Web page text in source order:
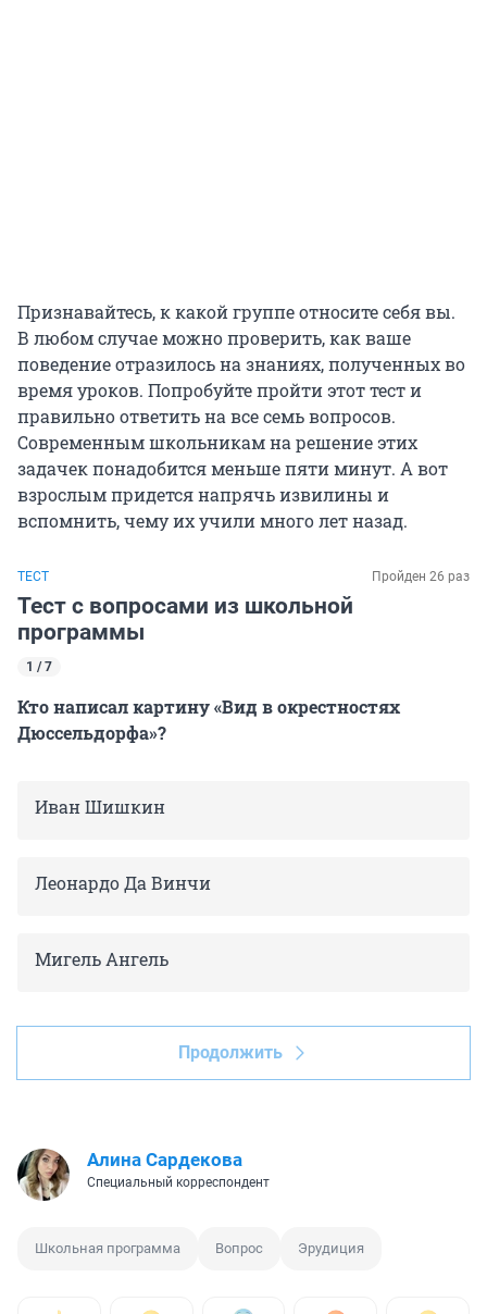
Признавайтесь, к какой группе относите себя вы.
В любом случае можно проверить, как ваше
поведение отразилось на знаниях, полученных во
время уроков. Попробуйте пройти этот тест и
правильно ответить на все семь вопросов.
Современным школьникам на решение этих
задачек понадобится меньше пяти минут. А вот
взрослым придется напрячь извилины и
вспомнить, чему их учили много лет назад.
ТЕСТ Пройден 26 раз
Тест с вопросами из школьной
программы
1 / 7
Кто написал картину «Вид в окрестностях
Дюссельдорфа»?
Иван Шишкин
Леонардо Да Винчи
Мигель Ангель
Продолжить
Алина Сардекова
Специальный корреспондент
Школьная программа Вопрос Эрудиция